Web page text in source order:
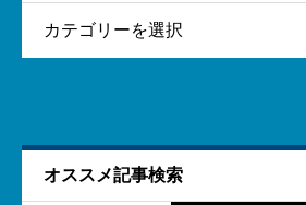
オススメ記事検索